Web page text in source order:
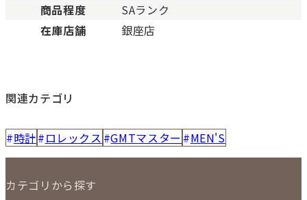
商品程度
SAランク
在庫店舗
銀座店
関連カテゴリ
時計 ロレックス GMTマスター MEN'S
カテゴリから探す